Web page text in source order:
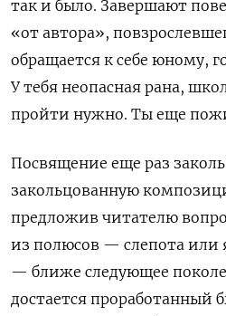
так и было. Завершают
«от автора»,
обращается к себе юному,
У тебя неопасная рана,
пройти нужно. Ты еще
Посвящение еще раз
закольцованную
предложив читателю
из полюсов — слепота или
— ближе следующее
достается